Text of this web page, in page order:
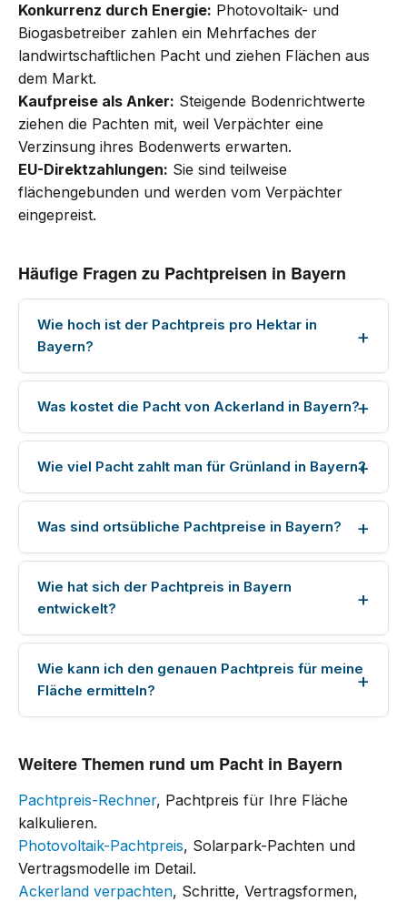
Konkurrenz durch Energie: Photovoltaik- und
Biogasbetreiber zahlen ein Mehrfaches der
landwirtschaftlichen Pacht und ziehen Flächen aus
dem Markt.
Kaufpreise als Anker: Steigende Bodenrichtwerte
ziehen die Pachten mit, weil Verpächter eine
Verzinsung ihres Bodenwerts erwarten.
EU-Direktzahlungen: Sie sind teilweise
flächengebunden und werden vom Verpächter
eingepreist.
Häufige Fragen zu Pachtpreisen in Bayern
Wie hoch ist der Pachtpreis pro Hektar in
Bayern?
Was kostet die Pacht von Ackerland in Bayern?
Wie viel Pacht zahlt man für Grünland in Bayern?
Was sind ortsübliche Pachtpreise in Bayern?
Wie hat sich der Pachtpreis in Bayern
entwickelt?
Wie kann ich den genauen Pachtpreis für meine
Fläche ermitteln?
Weitere Themen rund um Pacht in Bayern
Pachtpreis-Rechner, Pachtpreis für Ihre Fläche
kalkulieren.
Photovoltaik-Pachtpreis, Solarpark-Pachten und
Vertragsmodelle im Detail.
Ackerland verpachten, Schritte, Vertragsformen,